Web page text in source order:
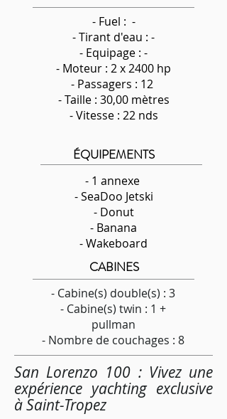
- Fuel : -
-Tirant d'eau : -
- Equipage : -
- Moteur : 2 x 2400 hp
- Passagers : 12
- Taille : 30,00 mètres
- Vitesse : 22 nds
ÉQUIPEMENTS
- 1 annexe
- SeaDoo Jetski
- Donut
- Banana
- Wakeboard
CABINES
- Cabine(s) double(s) : 3
- Cabine(s) twin : 1 +
pullman
- Nombre de couchages : 8
San Lorenzo 100 : Vivez une
expérience yachting exclusive
à Saint-Tropez